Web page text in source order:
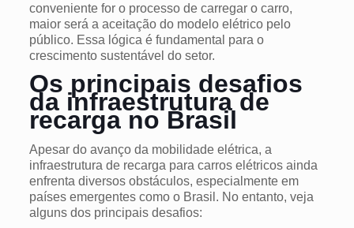
conveniente for o processo de carregar o carro,
maior será a aceitação do modelo elétrico pelo
público. Essa lógica é fundamental para o
crescimento sustentável do setor.
Os principais desafios
da infraestrutura de
recarga no Brasil
Apesar do avanço da mobilidade elétrica, a
infraestrutura de recarga para carros elétricos ainda
enfrenta diversos obstáculos, especialmente em
países emergentes como o Brasil. No entanto, veja
alguns dos principais desafios: